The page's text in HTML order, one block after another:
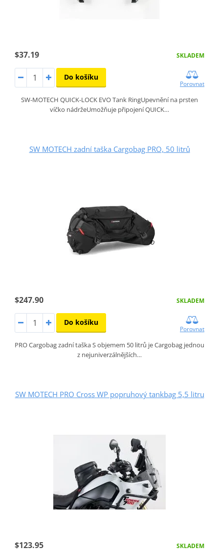
$37.19 SKLADEM
Do košíku
Porovnat
SW-MOTECH QUICK-LOCK EVO Tank RingUpevnění na prsten
víčko nádržeUmožňuje připojení QUICK…
SW MOTECH zadní taška Cargobag PRO, 50 litrů
$247.90 SKLADEM
Do košíku
Porovnat
PRO Cargobag zadní taška S objemem 50 litrů je Cargobag jednou
z nejuniverzálnějších…
SW MOTECH PRO Cross WP popruhový tankbag 5,5 litru
$123.95 SKLADEM